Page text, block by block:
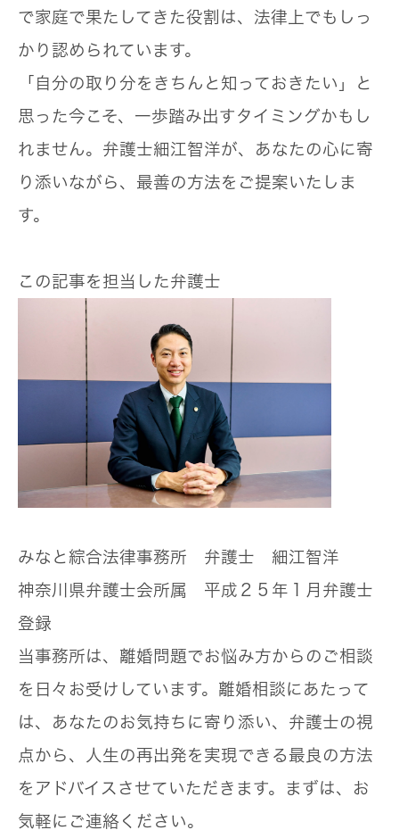
で家庭で果たしてきた役割は、法律上でもしっ
かり認められています。
「自分の取り分をきちんと知っておきたい」と
思った今こそ、一歩踏み出すタイミングかもし
れません。弁護士細江智洋が、あなたの心に寄
り添いながら、最善の方法をご提案いたしま
す。
この記事を担当した弁護士
みなと綜合法律事務所 弁護士 細江智洋
神奈川県弁護士会所属 平成２５年１月弁護士
登録
当事務所は、離婚問題でお悩み方からのご相談
を日々お受けしています。離婚相談にあたって
は、あなたのお気持ちに寄り添い、弁護士の視
点から、人生の再出発を実現できる最良の方法
をアドバイスさせていただきます。まずは、お
気軽にご連絡ください。